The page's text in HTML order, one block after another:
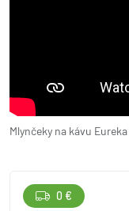
Mlynčeky na kávu
0 €